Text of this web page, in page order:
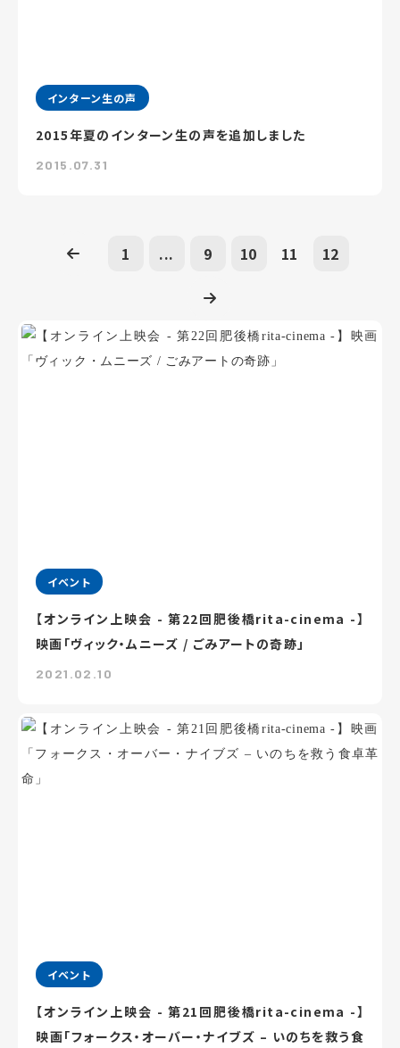
インターン生の声
2015年夏のインターン生の声を追加しました
2015.07.31
1 ... 9 10 11 12
イベント
【オンライン上映会 - 第22回肥後橋rita-cinema -】
映画「ヴィック・ムニーズ / ごみアートの奇跡」
2021.02.10
イベント
【オンライン上映会 - 第21回肥後橋rita-cinema -】
映画「フォークス・オーバー・ナイブズ – いのちを救う食